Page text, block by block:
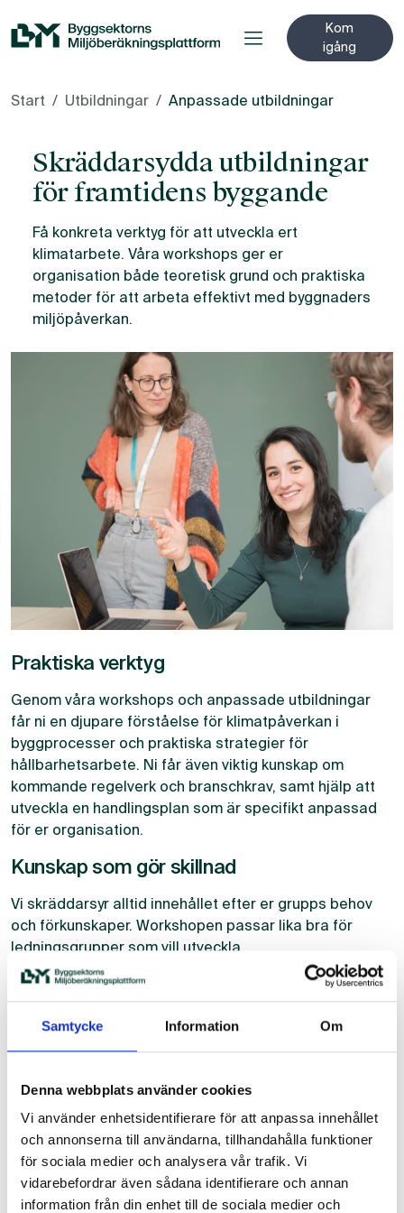
Samtycke Information Om
Denna webbplats använder cookies
Vi använder enhetsidentifierare för att anpassa innehållet
och annonserna till användarna, tillhandahålla funktioner
för sociala medier och analysera vår trafik. Vi
vidarebefordrar även sådana identifierare och annan
information från din enhet till de sociala medier och
Till innehåll på sidan
Kom
igång
Start Utbildningar Anpassade utbildningar
Skräddarsydda utbildningar
för framtidens byggande
Få konkreta verktyg för att utveckla ert
klimatarbete. Våra workshops ger er
organisation både teoretisk grund och praktiska
metoder för att arbeta effektivt med byggnaders
miljöpåverkan.
Praktiska verktyg
Genom våra workshops och anpassade utbildningar
får ni en djupare förståelse för klimatpåverkan i
byggprocesser och praktiska strategier för
hållbarhetsarbete. Ni får även viktig kunskap om
kommande regelverk och branschkrav, samt hjälp att
utveckla en handlingsplan som är specifikt anpassad
för er organisation.
Kunskap som gör skillnad
Vi skräddarsyr alltid innehållet efter er grupps behov
och förkunskaper. Workshopen passar lika bra för
ledningsgrupper som vill utveckla
hållbarhetsstrategier, som för byggherrar som planerar
stadsutvecklingsprojekt eller miljö- och projektchefer
Anpassat för er verksamhet
Under workshopen varvar vi teori med diskussioner och
övningar. Vår erfarenhet visar att denna kombination av
lärande och praktisk tillämpning ger bäst resultat för
långsiktigt utvecklingsarbete. Vi skapar en miljö där
alla deltagare kan bidra med sina perspektiv och
erfarenheter.